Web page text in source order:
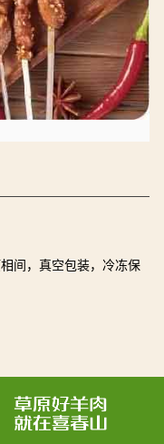
间，真空包装，冷冻保